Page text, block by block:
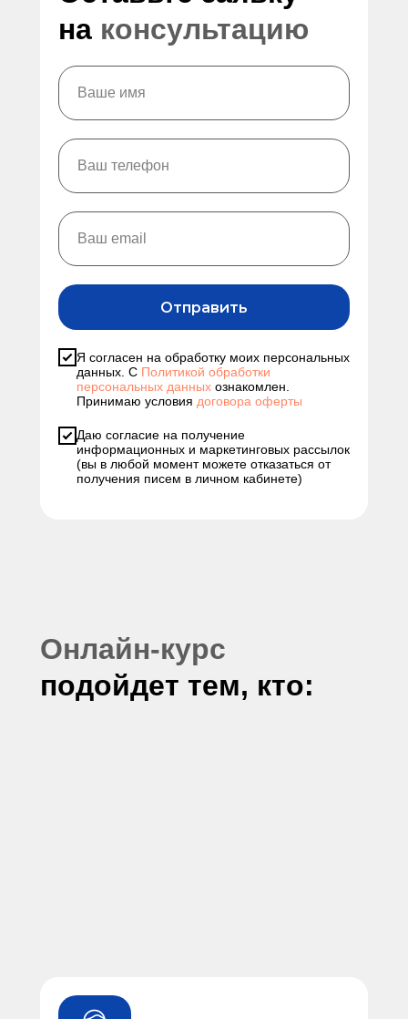
на консультацию
Я согласен на обработку моих персональных
данных. С Политикой обработки
персональных данных ознакомлен.
Принимаю условия договора оферты
Даю согласие на получение
информационных и маркетинговых рассылок
(вы в любой момент можете отказаться от
получения писем в личном кабинете)
Отправить
Онлайн-курс
подойдет тем, кто: